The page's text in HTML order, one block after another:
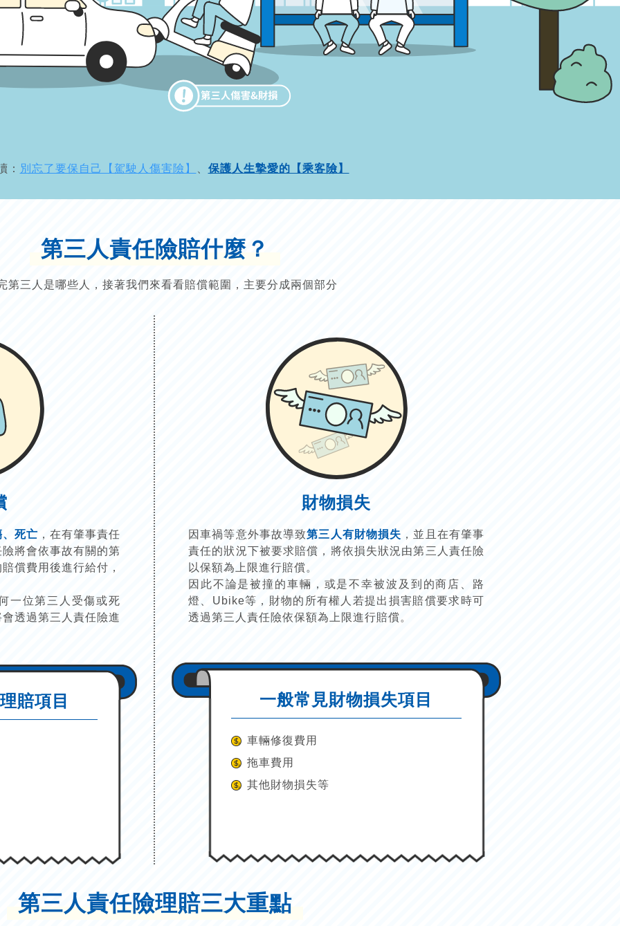
： 別忘了要保自己【駕駛人傷害險】 保護人生摯愛的【乘客險】
第三人責任險賠什麼？
第三人是哪些人，接著我們來看看賠償範圍，主要分成兩個部分
死亡 ，在有肇事責任
將會依事故有關的第
償費用後進行給付，
一位第三人受傷或死
透過第三人責任險進
賠項目
財物損失
因車禍等意外事故導致第三人有財物損失 ，並且在有肇事
責任的狀況下被要求賠償，將依損失狀況由第三人責任險
以保額為上限進行賠償。
因此不論是被撞的車輛，或是不幸被波及到的商店、路
燈、Ubike等，財物的所有權人若提出損害賠償要求時可
透過第三人責任險依保額為上限進行賠償。
一般常見財物損失項目
車輛修復費用
拖車費用
其他財物損失等
第三人責任險理賠三大重點